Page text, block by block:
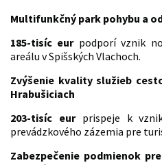
Multifunkčný park pohybu a
185-tisíc eurpodporí vznik
areálu v Spišských Vlachoch.
Zvýšenie kvality služieb
Hrabušiciach
203-tisíc eurprispeje k
prevádzkového zázemia pre
Zabezpečenie podmienok